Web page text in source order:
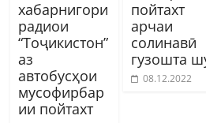
хабарнигори
радиои
“Тоҷикистон”
аз
автобусҳои
мусофирбар
ии пойтахт
пойтахт
арчаи
солинавӣ
гузошта
08.12.2022